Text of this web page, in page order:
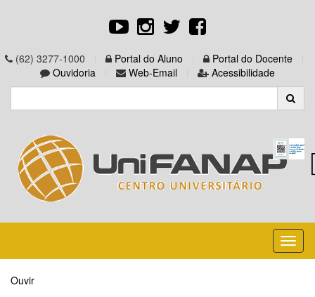
(62) 3277-1000 Portal do Aluno
Portal do Docente
Ouvidoria
Web-Email Acessibilidade
Ouvir